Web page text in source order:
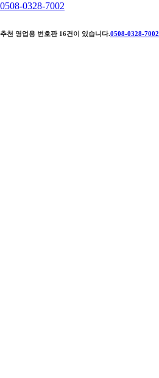
0508-0328-7002
추천 영업용 번호판 16건이 있습니다.0508-0328-7002